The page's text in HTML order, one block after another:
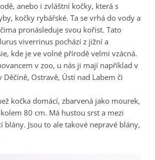
anebo i zvláštní kočky, která s
kočky rybářské. Ta se vrhá do vody a
pronásleduje svou kořist. Tato
viverrinus pochází z jižní a
kde je ve volné přírodě velmi vzácná.
v zoo, u nás ji mají například v
Děčíně, Ostravě, Ústí nad Labem či
kočka domácí, zbarvená jako mourek,
80 cm. Má hustou srst a mezi
blány. Jsou to ale takové nepravé blány,